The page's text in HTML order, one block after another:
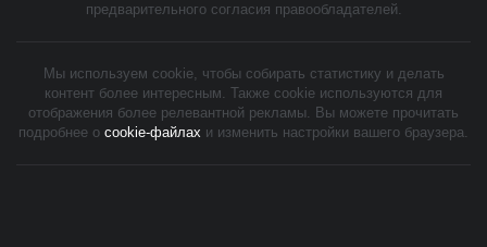
предварительного согласия правообладателей.
Мы используем cookie, чтобы собирать статистику и делать
контент более интересным. Также cookie используются для
отображения более релевантной рекламы. Вы можете прочитать
подробнее о cookie-файлах и изменить настройки вашего браузера.